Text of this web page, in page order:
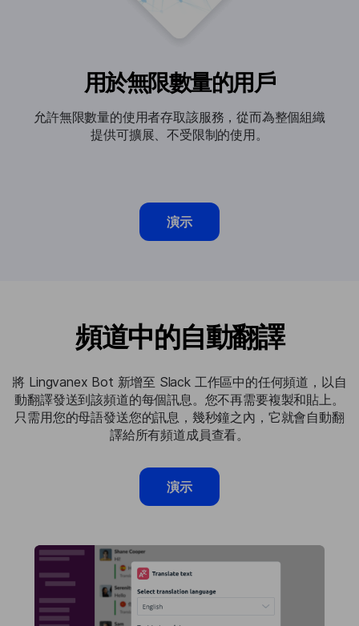
用於無限數量的用戶
允許無限數量的使用者存取該服務，從而為整個組織
提供可擴展、不受限制的使用。
演示
頻道中的自動翻譯
將 Lingvanex Bot 新增至 Slack 工作區中的任何頻道，以自
動翻譯發送到該頻道的每個訊息。您不再需要複製和貼上。
只需用您的母語發送您的訊息，幾秒鐘之內，它就會自動翻
譯給所有頻道成員查看。
演示